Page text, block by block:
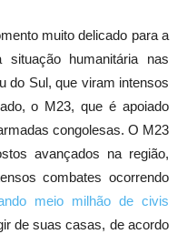
muito delicado para a
humanitária nas
do Sul, que viram intensos
o M23, que é apoiado
congolesas. O M23
avançados na região,
combates ocorrendo
meio milhão de civis
de suas casas, de acordo